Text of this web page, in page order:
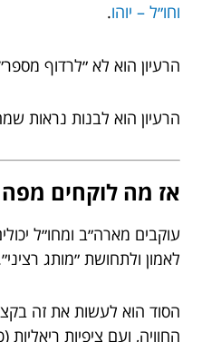
וחו״ל – יוהו.
הרעיון הוא לא ״לרדוף
הרעיון הוא לבנות נראות
אז מה לוקחים
עוקבים מארה״ב ומחו״ל
לאמון ולתחושת ״מותג
הסוד הוא לעשות את זה
החוויה, ועם ציפיות